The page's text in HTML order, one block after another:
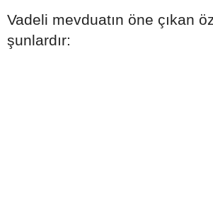
Vadeli mevduatın öne çıkan
şunlardır: